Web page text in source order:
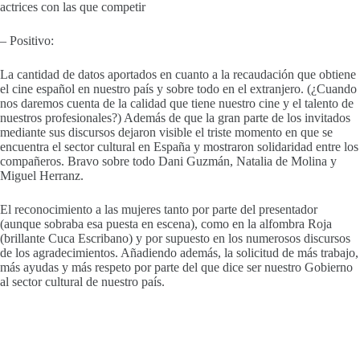
actrices con las que competir
– Positivo:
La cantidad de datos aportados en cuanto a la recaudación que obtiene
el cine español en nuestro país y sobre todo en el extranjero. (¿Cuando
nos daremos cuenta de la calidad que tiene nuestro cine y el talento de
nuestros profesionales?) Además de que la gran parte de los invitados
mediante sus discursos dejaron visible el triste momento en que se
encuentra el sector cultural en España y mostraron solidaridad entre los
compañeros. Bravo sobre todo Dani Guzmán, Natalia de Molina y
Miguel Herranz.
El reconocimiento a las mujeres tanto por parte del presentador
(aunque sobraba esa puesta en escena), como en la alfombra Roja
(brillante Cuca Escribano) y por supuesto en los numerosos discursos
de los agradecimientos. Añadiendo además, la solicitud de más trabajo,
más ayudas y más respeto por parte del que dice ser nuestro Gobierno
al sector cultural de nuestro país.